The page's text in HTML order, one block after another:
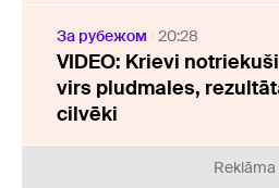
За рубежом 20:28
VIDEO: Krievi
virs pludmales,
cilvēki
Reklāma